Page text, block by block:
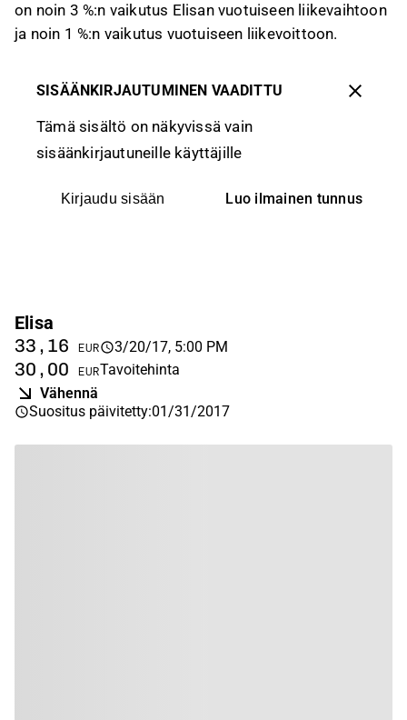
on noin 3 %:n vaikutus Elisan vuotuiseen liikevaihtoon
ja noin 1 %:n vaikutus vuotuiseen liikevoittoon.
SISÄÄNKIRJAUTUMINEN VAADITTU
Tämä sisältö on näkyvissä vain
sisäänkirjautuneille käyttäjille
Kirjaudu sisään Luo ilmainen tunnus
Elisa
33,16 EUR 3/20/17, 5:00 PM
30,00 EURTavoitehinta
Vähennä
Suositus päivitetty:01/31/2017